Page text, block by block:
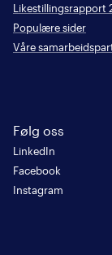
Likestillingsrapport
Populære sider
Våre
Følg oss
LinkedIn
Facebook
Instagram